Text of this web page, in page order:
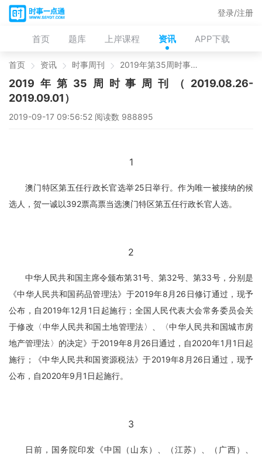
首页 题库 上岸课程 资讯 APP下载
登录/注册
首页 资讯 时事周刊 2019年第35周时事周刊（2019.08.26-2019.09.01）
2019年第35周时事周刊（2019.08.26-
2019.09.01）
2019-09-17 09:56:52 阅读数 988895
1
澳门特区第五任行政长官选举25日举行。作为唯一被接纳的候
选人，贺一诚以392票高票当选澳门特区第五任行政长官人选。
2
中华人民共和国主席令颁布第31号、第32号、第33号，分别是
《中华人民共和国药品管理法》于2019年8月26日修订通过，现予
公布，自2019年12月1日起施行；全国人民代表大会常务委员会关
于修改〈中华人民共和国土地管理法〉、〈中华人民共和国城市房
地产管理法〉的决定》于2019年8月26日通过，自2020年1月1日起
施行；《中华人民共和国资源税法》于2019年8月26日通过，现予
公布，自2020年9月1日起施行。
3
日前，国务院印发《中国（山东）、（江苏）、（广西）、